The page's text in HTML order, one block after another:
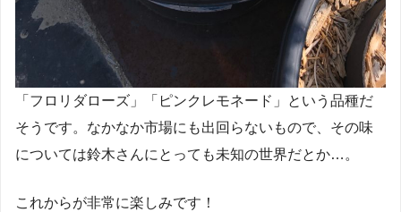
「フロリダローズ」「ピンクレモネード」という品種だ
そうです。なかなか市場にも出回らないもので、その味
については鈴木さんにとっても未知の世界だとか…。
これからが非常に楽しみです！